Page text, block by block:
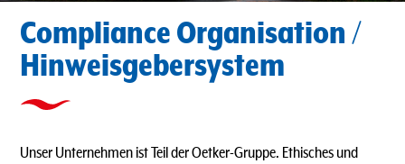
Compliance Organisation /
Hinweisgebersystem
Unser Unternehmen ist Teil der Oetker-Gruppe. Ethisches und